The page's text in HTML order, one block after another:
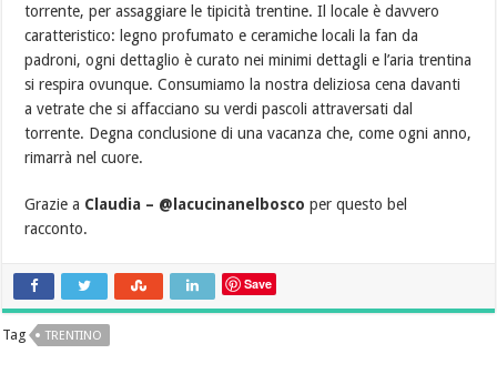
torrente, per assaggiare le tipicità trentine. Il locale è davvero
caratteristico: legno profumato e ceramiche locali la fan da
padroni, ogni dettaglio è curato nei minimi dettagli e l’aria trentina
si respira ovunque. Consumiamo la nostra deliziosa cena davanti
a vetrate che si affacciano su verdi pascoli attraversati dal
torrente. Degna conclusione di una vacanza che, come ogni anno,
rimarrà nel cuore.
Grazie a Claudia – @lacucinanelbosco per questo bel
racconto.
Save
Tag TRENTINO